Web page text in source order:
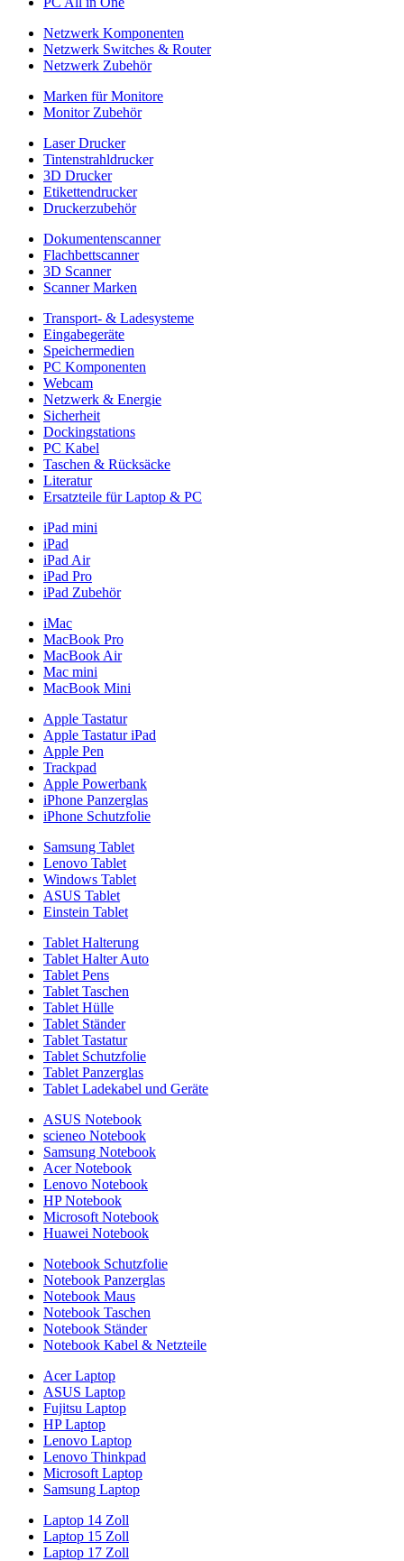
Netzwerk Komponenten
Netzwerk Switches & Router
Netzwerk Zubehör
Marken für Monitore
Monitor Zubehör
Laser Drucker
Tintenstrahldrucker
3D Drucker
Etikettendrucker
Druckerzubehör
Dokumentenscanner
Flachbettscanner
3D Scanner
Scanner Marken
Transport- & Ladesysteme
Eingabegeräte
Speichermedien
PC Komponenten
Webcam
Netzwerk & Energie
Sicherheit
Dockingstations
PC Kabel
Taschen & Rücksäcke
Literatur
Ersatzteile für Laptop & PC
iPad mini
iPad
iPad Air
iPad Pro
iPad Zubehör
iMac
MacBook Pro
MacBook Air
Mac mini
MacBook Mini
Apple Tastatur
Apple Tastatur iPad
Apple Pen
Trackpad
Apple Powerbank
iPhone Panzerglas
iPhone Schutzfolie
Samsung Tablet
Lenovo Tablet
Windows Tablet
ASUS Tablet
Einstein Tablet
Tablet Halterung
Tablet Halter Auto
Tablet Pens
Tablet Taschen
Tablet Hülle
Tablet Ständer
Tablet Tastatur
Tablet Schutzfolie
Tablet Panzerglas
Tablet Ladekabel und Geräte
ASUS Notebook
scieneo Notebook
Samsung Notebook
Acer Notebook
Lenovo Notebook
HP Notebook
Microsoft Notebook
Huawei Notebook
Notebook Schutzfolie
Notebook Panzerglas
Notebook Maus
Notebook Taschen
Notebook Ständer
Notebook Kabel & Netzteile
Acer Laptop
ASUS Laptop
Fujitsu Laptop
HP Laptop
Lenovo Laptop
Lenovo Thinkpad
Microsoft Laptop
Samsung Laptop
Laptop 14 Zoll
Laptop 15 Zoll
Laptop 17 Zoll